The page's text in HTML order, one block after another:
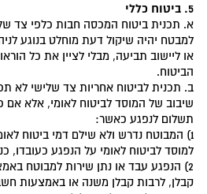
5. ביטוח כללי
א. תכנית ביטוח המכסה חבות כלפי צד
למבטח יהיה שיקול דעת מוחלט בנוגע
הביטוח.
ב. תכנית לביטוח אחריות צד שלישי לא
שיבוב של המוסד לביטוח לאומי, אלא אם
תשלום לנפגע כאשר:
1) המבוטח נדרש ולא שילם דמי ביטוח
למוסד לביטוח לאומי על הנפגע כעובדו,
2) הנפגע עבד או נתן שירות למבוטח
קבלן, לרבות קבלן משנה או באמצעות